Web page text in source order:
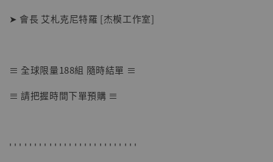
【店內現貨】七龍珠 系列蒐藏雕像 悟空 鳥山
NT$ 5,580
➤ 會長 艾札克尼特羅 [杰模工作室]
≡ 全球限量188組 隨時結單 ≡
≡ 請把握時間下單預購 ≡
' ' ' ' ' ' ' ' ' ' ' ' ' ' ' ' ' ' ' ' ' ' ' ' ' '